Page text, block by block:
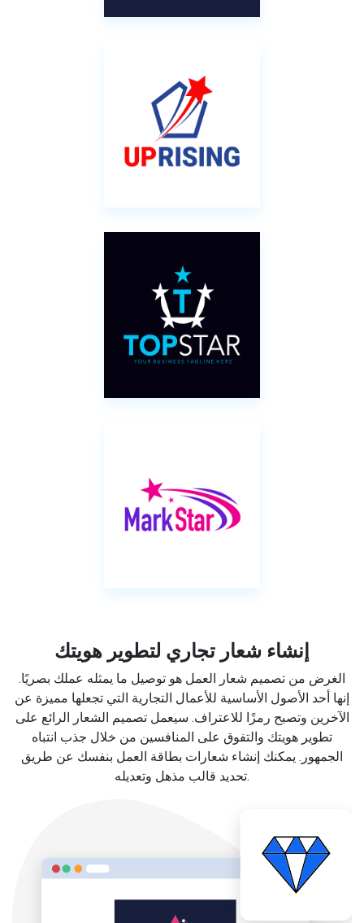
إنشاء شعار تجاري لتطوير هويتك
الغرض من تصميم شعار العمل هو توصيل ما يمثله عملك بصريًا.
إنها أحد الأصول الأساسية للأعمال التجارية التي تجعلها مميزة عن
الآخرين وتصبح رمزًا للاعتراف. سيعمل تصميم الشعار الرائع على
تطوير هويتك والتفوق على المنافسين من خلال جذب انتباه
الجمهور. يمكنك إنشاء شعارات بطاقة العمل بنفسك عن طريق
تحديد قالب مذهل وتعديله.